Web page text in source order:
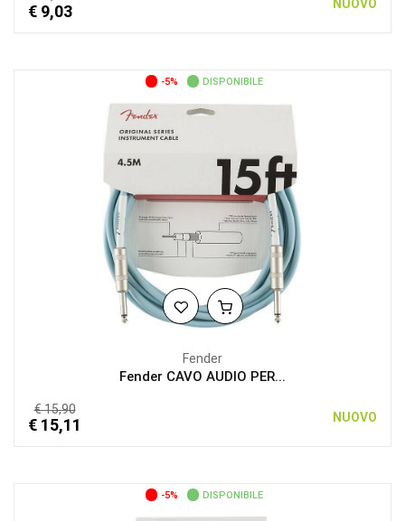
€ 9,03 NUOVO
-5% DISPONIBILE
Fender
Fender CAVO AUDIO PER...
€ 15,90
€ 15,11 NUOVO
-5% DISPONIBILE